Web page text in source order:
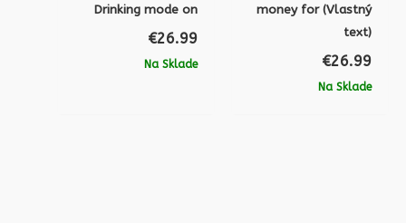
Drinking mode on
€26.99
Na Sklade
money for (Vlastný
text)
€26.99
Na Sklade